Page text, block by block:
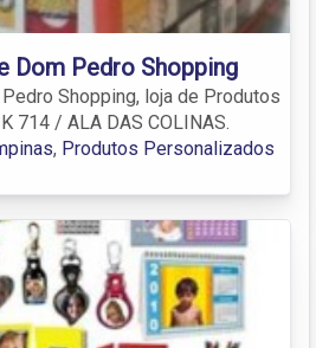
Dom Pedro Shopping
Shopping, loja de Produtos
714 / ALA DAS COLINAS.
, Produtos Personalizados